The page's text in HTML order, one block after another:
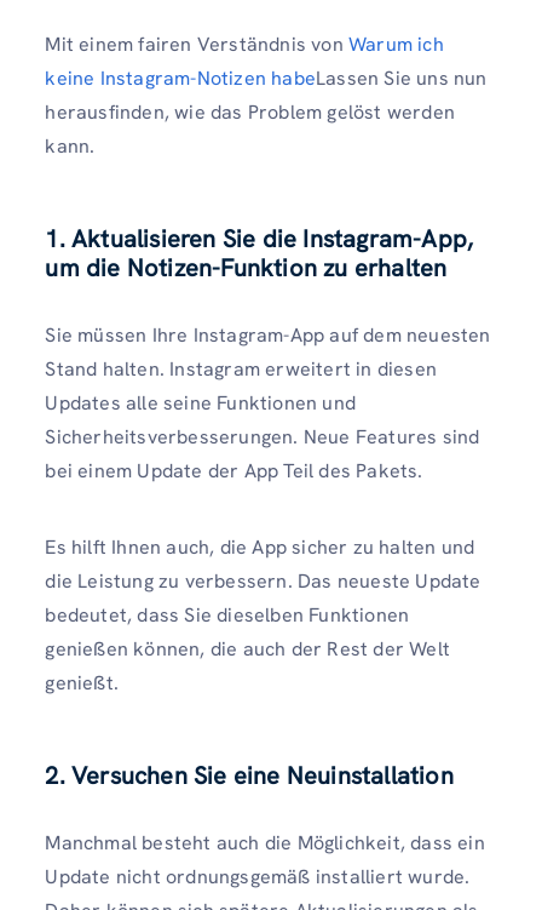
Mit einem fairen Verständnis von Warum ich
keine Instagram-Notizen habeLassen Sie uns nun
herausfinden, wie das Problem gelöst werden
kann.
1. Aktualisieren Sie die Instagram-App,
um die Notizen-Funktion zu erhalten
Sie müssen Ihre Instagram-App auf dem neuesten
Stand halten. Instagram erweitert in diesen
Updates alle seine Funktionen und
Sicherheitsverbesserungen. Neue Features sind
bei einem Update der App Teil des Pakets.
Es hilft Ihnen auch, die App sicher zu halten und
die Leistung zu verbessern. Das neueste Update
bedeutet, dass Sie dieselben Funktionen
genießen können, die auch der Rest der Welt
genießt.
2. Versuchen Sie eine Neuinstallation
Manchmal besteht auch die Möglichkeit, dass ein
Update nicht ordnungsgemäß installiert wurde.